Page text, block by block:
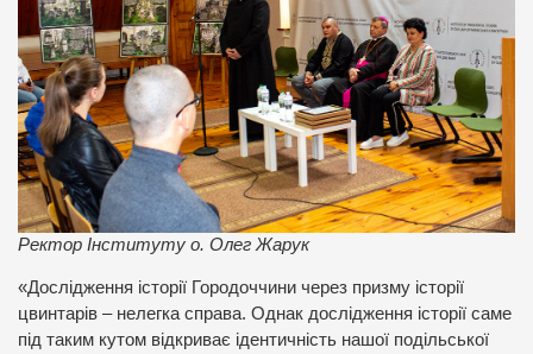
Ректор Інституту о. Олег Жарук
«Дослідження історії Городоччини через призму історії
цвинтарів – нелегка справа. Однак дослідження історії саме
під таким кутом відкриває ідентичність нашої подільської